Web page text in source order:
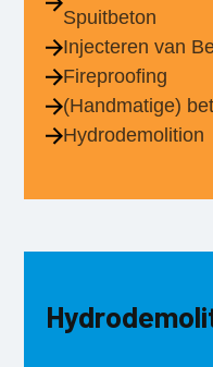
Spuitbeton
Injecteren van
Fireproofing
(Handmatige)
Hydrodemolition